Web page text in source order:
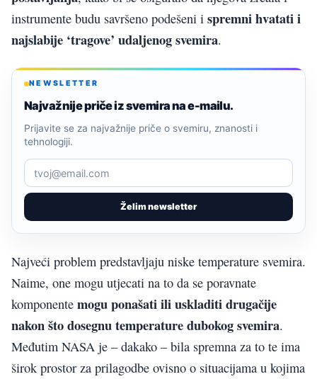
instrumente budu savršeno podešeni i spremni hvatati i
najslabije ‘tragove’ udaljenog svemira.
NEWSLETTER
Najvažnije priče iz svemira na e-mailu.
Želim newsletter
Prijavite se za najvažnije priče o svemiru, znanosti i
tehnologiji.
Najveći problem predstavljaju niske temperature svemira.
Naime, one mogu utjecati na to da se poravnate
komponente mogu ponašati ili uskladiti drugačije
nakon što dosegnu temperature dubokog svemira.
Međutim NASA je – dakako – bila spremna za to te ima
širok prostor za prilagodbe ovisno o situacijama u kojima